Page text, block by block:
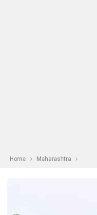
Home Maharashtra